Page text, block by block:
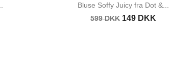
Bluse Soffy Juicy fra Dot &...
599 DKK 149 DKK